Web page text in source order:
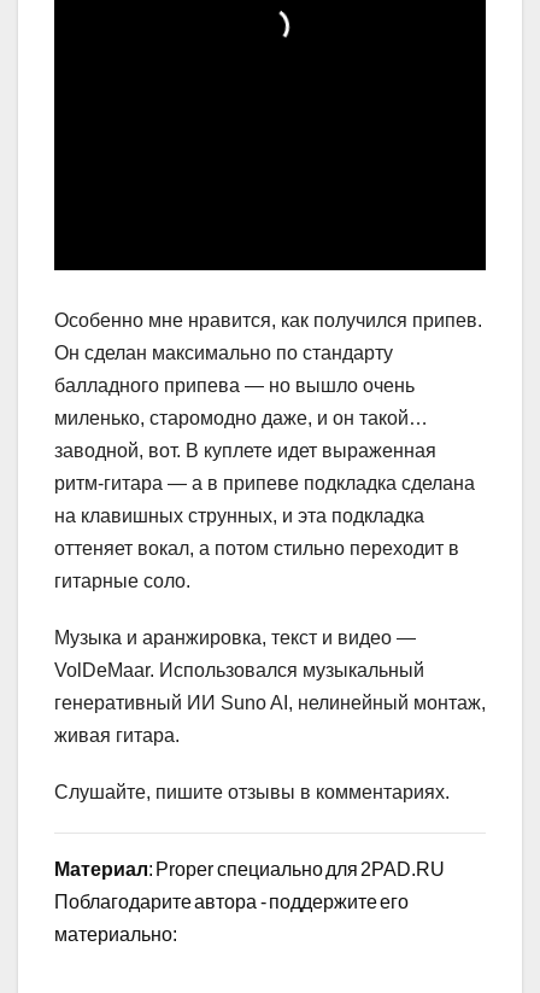
Особенно мне нравится, как получился припев.
Он сделан максимально по стандарту
балладного припева — но вышло очень
миленько, старомодно даже, и он такой…
заводной, вот. В куплете идет выраженная
ритм-гитара — а в припеве подкладка сделана
на клавишных струнных, и эта подкладка
оттеняет вокал, а потом стильно переходит в
гитарные соло.
Музыка и аранжировка, текст и видео —
VolDeMaar. Использовался музыкальный
генеративный ИИ Suno AI, нелинейный монтаж,
живая гитара.
Слушайте, пишите отзывы в комментариях.
Материал: Proper специально для 2PAD.RU
Поблагодарите автора - поддержите его
материально: